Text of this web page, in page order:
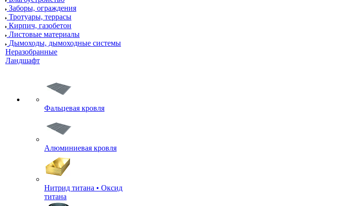
Заборы, ограждения
Тротуары, террасы
Кирпич, газобетон
Листовые материалы
Дымоходы, дымоходные системы
Неразобранные
Ландшафт
Фальцевая кровля
Алюминиевая кровля
Нитрид титана • Оксид
титана